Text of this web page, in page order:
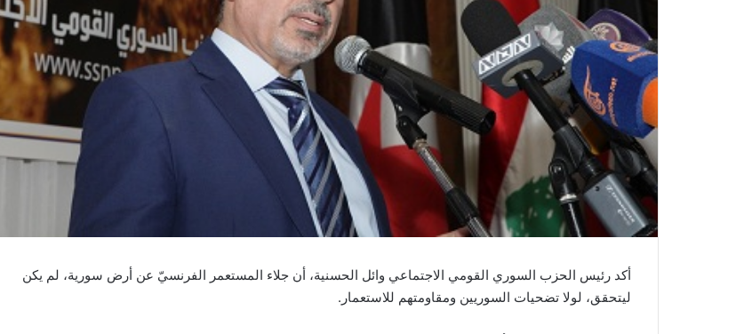
أكد رئيس الحزب السوري القومي الاجتماعي وائل الحسنية، أن جلاء المستعمر الفرنسيّ عن أرض سورية، لم يكن
ليتحقق، لولا تضحيات السوريين ومقاومتهم للاستعمار.